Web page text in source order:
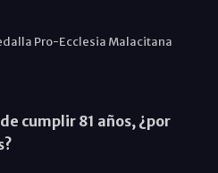
Pro-Ecclesia Malacitana
cumplir 81 años, ¿por